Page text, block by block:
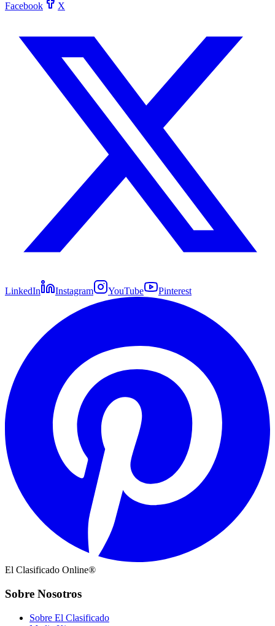
Facebook X
LinkedIn Instagram YouTube Pinterest
El Clasificado Online®
Sobre Nosotros
Sobre El Clasificado